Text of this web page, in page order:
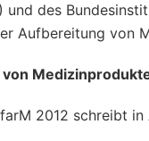
und des
Aufbereitung von
2012 schreibt